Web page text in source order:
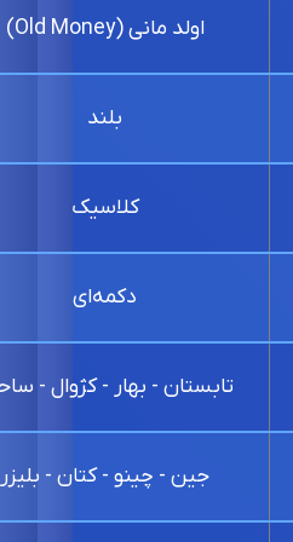
اولد مانی (Old Money)
بلند
کلاسیک
دکمه‌ای
تابستان - بهار - کژوال -
جین - چینو - کتان - بلیزر